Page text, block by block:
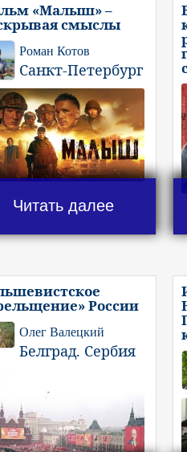
«Малыш» –
смыслы
Роман Котов
Санкт-Петербург
Читать далее
России
Олег Валецкий
Белград. Сербия